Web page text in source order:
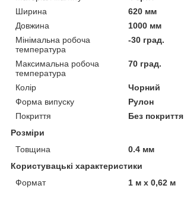
Ширина
620 мм
Довжина
1000 мм
Мінімальна робоча
температура
-30 град.
Максимальна робоча
температура
70 град.
Колір
Чорний
Форма випуску
Рулон
Покриття
Без покриття
Розміри
Товщина
0.4 мм
Користувацькі характеристики
Формат
1 м х 0,62 м